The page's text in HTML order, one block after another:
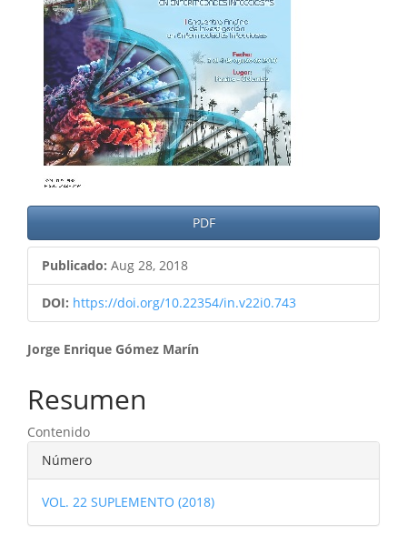
PDF
Publicado: Aug 28, 2018
DOI: https://doi.org/10.22354/in.v22i0.743
Contenido
principal
del
artículo
Jorge Enrique Gómez Marín
Resumen
Contenido
Detalles
del
artículo
Número
VOL. 22 SUPLEMENTO (2018)